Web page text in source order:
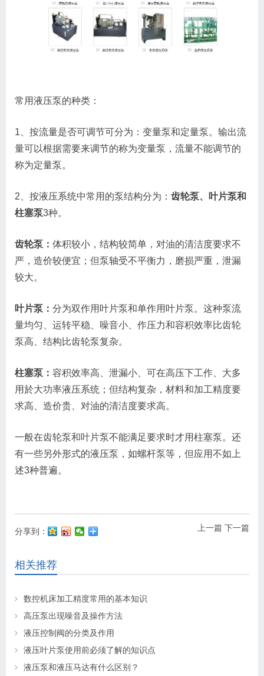
常用液压泵的种类：
1、按流量是否可调节可分为：变量泵和定量泵。输出流
量可以根据需要来调节的称为变量泵，流量不能调节的
称为定量泵。
2、按液压系统中常用的泵结构分为： 齿轮泵、叶片泵和
柱塞泵3种。
齿轮泵： 体积较小，结构较简单，对油的清洁度要求不
严，造价较便宜；但泵轴受不平衡力，磨损严重，泄漏
较大。
叶片泵： 分为双作用叶片泵和单作用叶片泵。这种泵流
量均匀、运转平稳、噪音小、作压力和容积效率比齿轮
泵高、结构比齿轮泵复杂。
柱塞泵： 容积效率高、泄漏小、可在高压下工作、大多
用於大功率液压系统；但结构复杂，材料和加工精度要
求高、造价贵、对油的清洁度要求高。
一般在齿轮泵和叶片泵不能满足要求时才用柱塞泵。还
有一些另外形式的液压泵，如螺杆泵等，但应用不如上
述3种普遍。
上一篇 下一篇
分享到：
相关推荐
数控机床加工精度常用的基本知识
高压泵出现噪音及操作方法
液压控制阀的分类及作用
液压叶片泵使用前必须了解的知识点
液压泵和液压马达有什么区别？